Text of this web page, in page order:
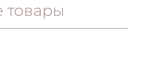
товары